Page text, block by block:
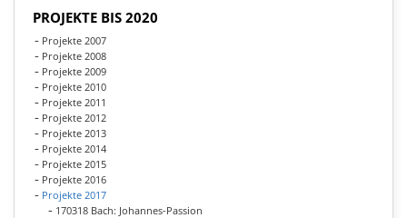
PROJEKTE BIS 2020
Projekte 2007
Projekte 2008
Projekte 2009
Projekte 2010
Projekte 2011
Projekte 2012
Projekte 2013
Projekte 2014
Projekte 2015
Projekte 2016
Projekte 2017
170318 Bach: Johannes-Passion